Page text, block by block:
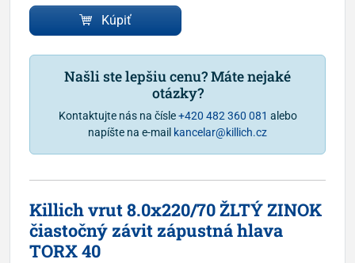
Kúpiť
Našli ste lepšiu cenu? Máte nejaké
otázky?
Kontaktujte nás na čísle+420 482 360 081 alebo
napíšte na e-mail kancelar@killich.cz
Killich vrut 8.0x220/70 ŽLTÝ ZINOK
čiastočný závit zápustná hlava
TORX 40